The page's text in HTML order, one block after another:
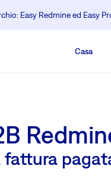
Easy Redmine ed Easy
Casa
fattura